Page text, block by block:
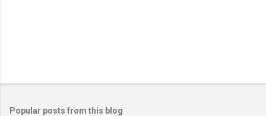
Popular posts from this blog